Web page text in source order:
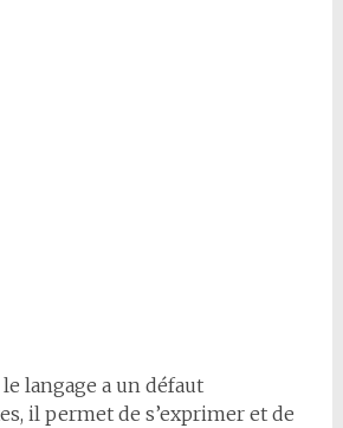
langage a un défaut
il permet de s’exprimer et de